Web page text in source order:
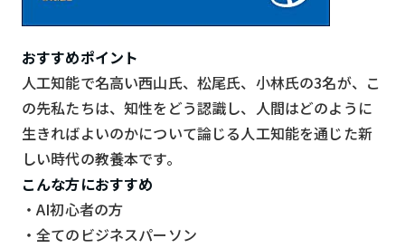
おすすめポイント
人工知能で名高い西山氏、松尾氏、小林氏の3名が、こ
の先私たちは、知性をどう認識し、人間はどのように
生きればよいのかについて論じる人工知能を通じた新
しい時代の教養本です。
こんな方におすすめ
・AI初心者の方
・全てのビジネスパーソン